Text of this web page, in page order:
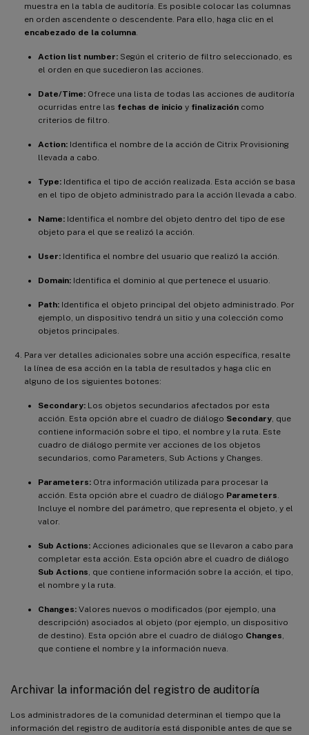
muestra en la tabla de auditoría. Es posible colocar las columnas
en orden ascendente o descendente. Para ello, haga clic en el
encabezado de la columna
Action list number: Según el criterio de filtro seleccionado, es
el orden en que sucedieron las acciones.
Date/Time: Ofrece una lista de todas las acciones de auditoría
ocurridas entre las fechas de inicio y finalización como
criterios de filtro.
Action: Identifica el nombre de la acción de Citrix Provisioning
llevada a cabo.
Type: Identifica el tipo de acción realizada. Esta acción se basa
en el tipo de objeto administrado para la acción llevada a cabo.
Name: Identifica el nombre del objeto dentro del tipo de ese
objeto para el que se realizó la acción.
User: Identifica el nombre del usuario que realizó la acción.
Domain: Identifica el dominio al que pertenece el usuario.
Path: Identifica el objeto principal del objeto administrado. Por
ejemplo, un dispositivo tendrá un sitio y una colección como
objetos principales.
Para ver detalles adicionales sobre una acción específica, resalte
la línea de esa acción en la tabla de resultados y haga clic en
alguno de los siguientes botones:
Secondary: Los objetos secundarios afectados por esta
acción. Esta opción abre el cuadro de diálogo Secondary , que
contiene información sobre el tipo, el nombre y la ruta. Este
cuadro de diálogo permite ver acciones de los objetos
secundarios, como Parameters, Sub Actions y Changes.
Parameters: Otra información utilizada para procesar la
acción. Esta opción abre el cuadro de diálogo Parameters
Incluye el nombre del parámetro, que representa el objeto, y el
valor.
Sub Actions: Acciones adicionales que se llevaron a cabo para
completar esta acción. Esta opción abre el cuadro de diálogo
Sub Actions , que contiene información sobre la acción, el tipo,
el nombre y la ruta.
Changes: Valores nuevos o modificados (por ejemplo, una
descripción) asociados al objeto (por ejemplo, un dispositivo
de destino). Esta opción abre el cuadro de diálogo Changes
que contiene el nombre y la información nueva.
Archivar la información del registro de auditoría
Los administradores de la comunidad determinan el tiempo que la
información del registro de auditoría está disponible antes de que se